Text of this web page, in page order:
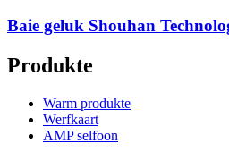
Baie geluk Shouhan
Produkte
Warm produkte
Werfkaart
AMP selfoon